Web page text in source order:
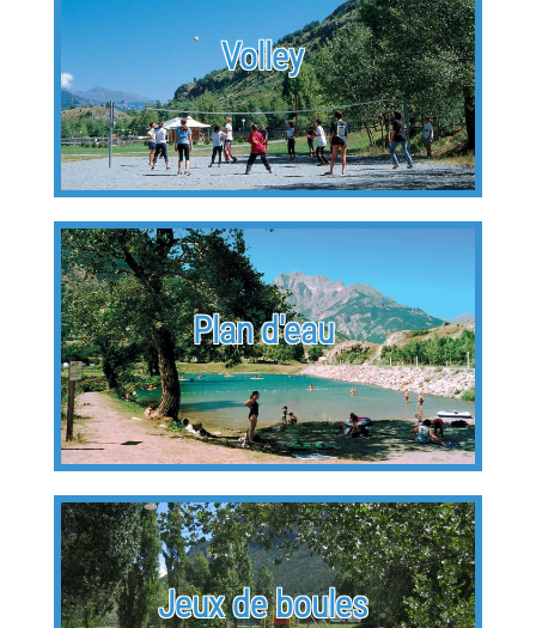
Volley
Plan d'eau
Jeux de boules